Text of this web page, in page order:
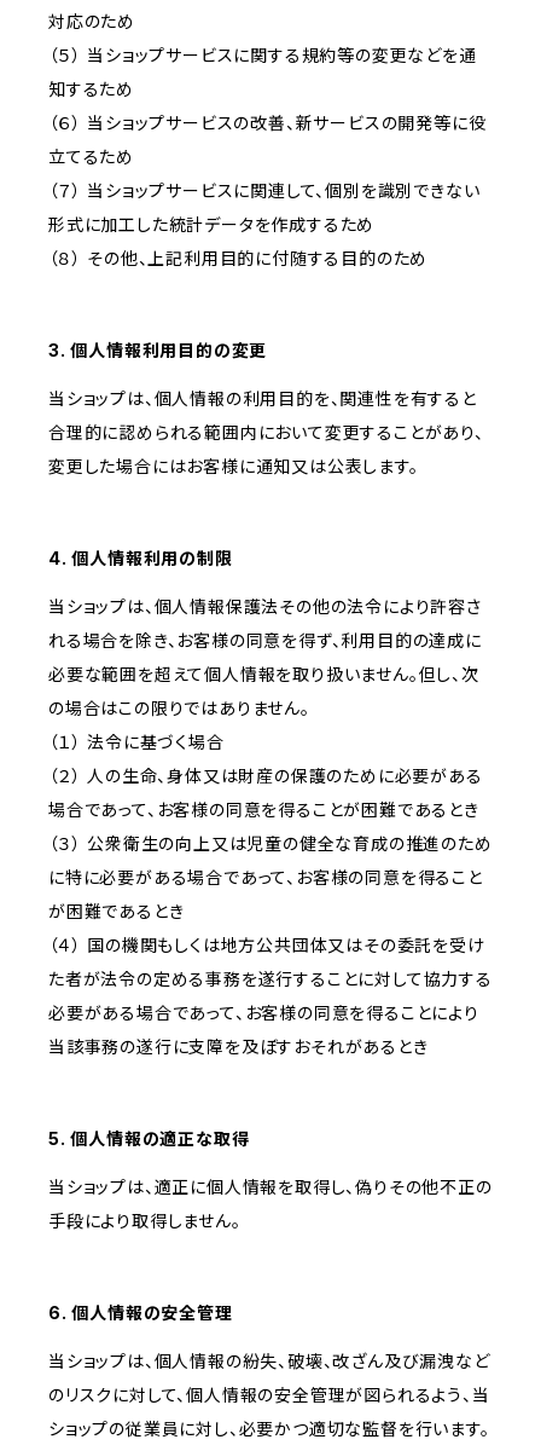
対応のため
（５） 当ショップサービスに関する規約等の変更などを通
知するため
（６） 当ショップサービスの改善、新サービスの開発等に役
立てるため
（７） 当ショップサービスに関連して、個別を識別できない
形式に加工した統計データを作成するため
（８） その他、上記利用目的に付随する目的のため
3. 個人情報利用目的の変更
当ショップは、個人情報の利用目的を、関連性を有すると
合理的に認められる範囲内において変更することがあり、
変更した場合にはお客様に通知又は公表します。
4. 個人情報利用の制限
当ショップは、個人情報保護法その他の法令により許容さ
れる場合を除き、お客様の同意を得ず、利用目的の達成に
必要な範囲を超えて個人情報を取り扱いません。但し、次
の場合はこの限りではありません。
（１） 法令に基づく場合
（２） 人の生命、身体又は財産の保護のために必要がある
場合であって、お客様の同意を得ることが困難であるとき
（３） 公衆衛生の向上又は児童の健全な育成の推進のため
に特に必要がある場合であって、お客様の同意を得ること
が困難であるとき
（４） 国の機関もしくは地方公共団体又はその委託を受け
た者が法令の定める事務を遂行することに対して協力する
必要がある場合であって、お客様の同意を得ることにより
当該事務の遂行に支障を及ぼすおそれがあるとき
5. 個人情報の適正な取得
当ショップは、適正に個人情報を取得し、偽りその他不正の
手段により取得しません。
6. 個人情報の安全管理
当ショップは、個人情報の紛失、破壊、改ざん及び漏洩など
のリスクに対して、個人情報の安全管理が図られるよう、当
ショップの従業員に対し、必要かつ適切な監督を行います。